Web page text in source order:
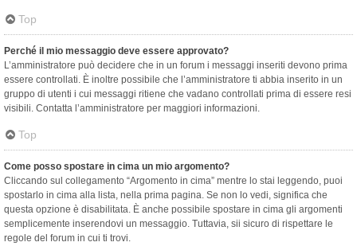
Top
Perché il mio messaggio deve essere approvato?
L’amministratore può decidere che in un forum i messaggi inseriti devono prima
essere controllati. È inoltre possibile che l’amministratore ti abbia inserito in un
gruppo di utenti i cui messaggi ritiene che vadano controllati prima di essere resi
visibili. Contatta l’amministratore per maggiori informazioni.
Top
Come posso spostare in cima un mio argomento?
Cliccando sul collegamento “Argomento in cima” mentre lo stai leggendo, puoi
spostarlo in cima alla lista, nella prima pagina. Se non lo vedi, significa che
questa opzione è disabilitata. È anche possibile spostare in cima gli argomenti
semplicemente inserendovi un messaggio. Tuttavia, sii sicuro di rispettare le
regole del forum in cui ti trovi.